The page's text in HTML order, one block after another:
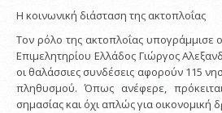
Η κοινωνική διάσταση της ακτοπλοΐας
Τον ρόλο της ακτοπλοΐας υπογράμμισε
Επιμελητηρίου Ελλάδος Γιώργος
οι θαλάσσιες συνδέσεις αφορούν 115
πληθυσμού. Όπως ανέφερε,
σημασίας και όχι απλώς για οικονομική